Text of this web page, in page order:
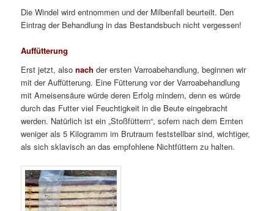
Die Windel wird entnommen und der Milbenfall beurteilt. Den
Eintrag der Behandlung in das Bestandsbuch nicht vergessen!
Auffütterung
Erst jetzt, alsonach der ersten Varroabehandlung, beginnen wir
mit der Auffütterung. Eine Fütterung vor der Varroabehandlung
mit Ameisensäure würde deren Erfolg mindern, denn es würde
durch das Futter viel Feuchtigkeit in die Beute eingebracht
werden. Natürlich ist ein „Stoßfüttern“, sofern nach dem Ernten
weniger als 5 Kilogramm im Brutraum feststellbar sind, wichtiger,
als sich sklavisch an das empfohlene Nichtfüttern zu halten.